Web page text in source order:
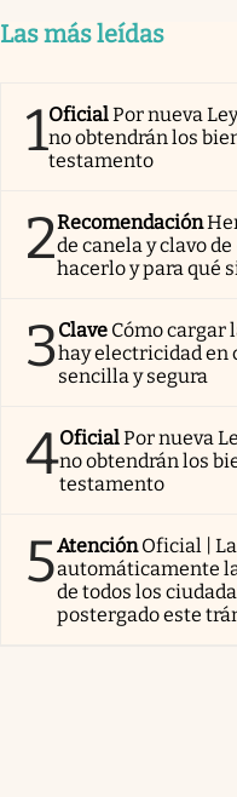
Las más leídas
1OficialPor nueva
no obtendrán los
testamento
2Recomendación
de canela y clavo
hacerlo y para qué
3Clave Cómo cargar
hay electricidad en
sencilla y segura
4OficialPor nueva
no obtendrán los
testamento
5AtenciónOficial |
automáticamente
de todos los
postergado este